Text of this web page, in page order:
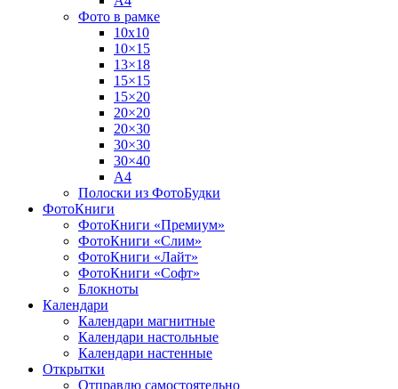
Фото в рамке
10х10
10×15
13×18
15×15
15×20
20×20
20×30
30×30
30×40
A4
Полоски из ФотоБудки
ФотоКниги
ФотоКниги «Премиум»
ФотоКниги «Слим»
ФотоКниги «Лайт»
ФотоКниги «Софт»
Блокноты
Календари
Календари магнитные
Календари настольные
Календари настенные
Открытки
Отправлю самостоятельно